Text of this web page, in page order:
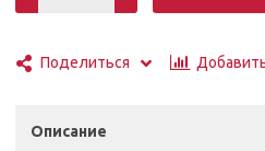
Поделиться
Описание